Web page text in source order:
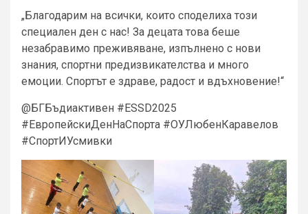
„Благодарим на всички, които споделиха този
специален ден с нас! За децата това беше
незабравимо преживяване, изпълнено с нови
знания, спортни предизвикателства и много
емоции. Спортът е здраве, радост и вдъхновение!“
@БГБъдиактивен #ESSD2025
#ЕвропейскиДенНаСпорта #ОУЛюбенКаравелов
#СпортИУсмивки